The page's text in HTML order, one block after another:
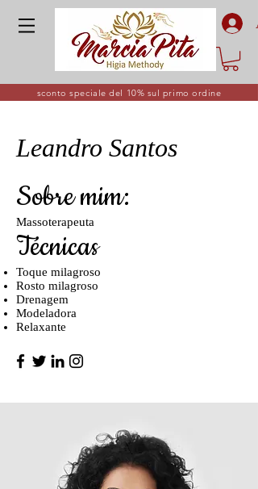
sconto speciale del 10% sul primo ordine
Leandro Santos
Sobre mim:
Massoterapeuta
Técnicas
Toque milagroso
Rosto milagroso
Drenagem
Modeladora
Relaxante